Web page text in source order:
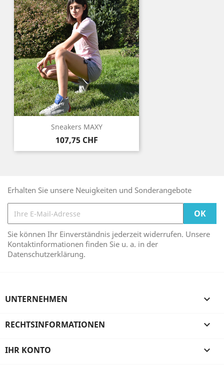
Sneakers MAXY
Preis
107,75 CHF
Erhalten Sie unsere Neuigkeiten und Sonderangebote
Sie können Ihr Einverständnis jederzeit widerrufen. Unsere
Kontaktinformationen finden Sie u. a. in der
Datenschutzerklärung.
UNTERNEHMEN 
RECHTSINFORMATIONEN 
IHR KONTO 